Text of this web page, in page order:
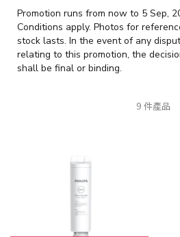
Promotion runs from now to 5 Sep,
Conditions apply. Photos for
stock lasts. In the event of any
relating to this promotion, the
shall be final or binding.
9 件產品